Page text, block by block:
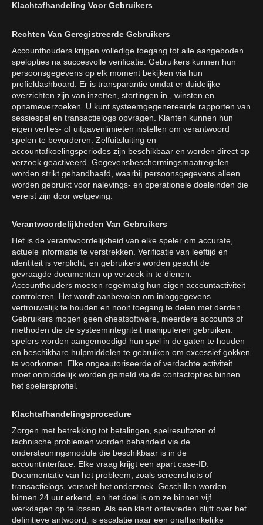
Klachtafhandeling Voor Gebruikers
Rechten Van Geregistreerde Gebruikers
Accounthouders krijgen volledige toegang tot alle aangeboden
spelopties na succesvolle verificatie. Gebruikers kunnen hun
persoonsgegevens op elk moment bekijken via hun
profieldashboard. Er is transparantie omdat er duidelijke
overzichten zijn van inzetten, stortingen in , winsten en
opnameverzoeken. U kunt systeemgegenereerde rapporten van
sessiespel en transactielogs opvragen. Klanten kunnen hun
eigen verlies- of uitgavenlimieten instellen om verantwoord
spelen te bevorderen. Zelfuitsluiting en
accountafkoelingsperiodes zijn beschikbaar en worden direct op
verzoek geactiveerd. Gegevensbeschermingsmaatregelen
worden strikt gehandhaafd, waarbij persoonsgegevens alleen
worden gebruikt voor nalevings- en operationele doeleinden die
vereist zijn door wetgeving.
Verantwoordelijkheden Van Gebruikers
Het is de verantwoordelijkheid van elke speler om accurate,
actuele informatie te verstrekken. Verificatie van leeftijd en
identiteit is verplicht, en gebruikers worden geacht de
gevraagde documenten op verzoek in te dienen.
Accounthouders moeten regelmatig hun eigen accountactiviteit
controleren. Het wordt aanbevolen om inloggegevens
vertrouwelijk te houden en nooit toegang te delen met derden.
Gebruikers mogen geen cheatsoftware, meerdere accounts of
methoden die de systeemintegriteit manipuleren gebruiken.
spelers worden aangemoedigd hun spel in de gaten te houden
en beschikbare hulpmiddelen te gebruiken om excessief gokken
te voorkomen. Elke ongeautoriseerde of verdachte activiteit
moet onmiddellijk worden gemeld via de contactopties binnen
het spelersprofiel.
Klachtafhandelingsprocedure
Zorgen met betrekking tot betalingen, spelresultaten of
technische problemen worden behandeld via de
ondersteuningsmodule die beschikbaar is in de
accountinterface. Elke vraag krijgt een apart case-ID.
Documentatie van het probleem, zoals screenshots of
transactielogs, versnelt het onderzoek. Geschillen worden
binnen 24 uur erkend, en het doel is om ze binnen vijf
werkdagen op te lossen. Als een klant ontevreden blijft over het
definitieve antwoord, is escalatie naar een onafhankelijke